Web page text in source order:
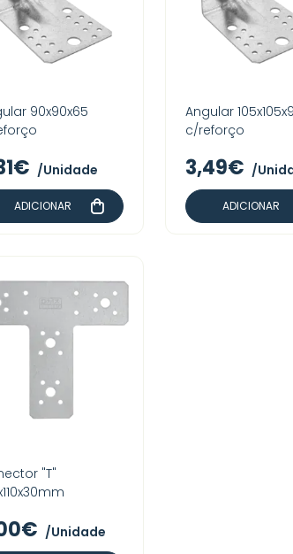
90x90x65
/Unidade
ADICIONAR
Angular
c/reforço
3,49€ /
ADICIONAR
"T"
/Unidade